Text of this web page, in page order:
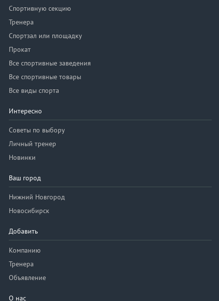
Спортивную секцию
Тренера
Спортзал или площадку
Прокат
Все спортивные заведения
Все спортивные товары
Все виды спорта
Интересно
Советы по выбору
Личный тренер
Новинки
Ваш город
Нижний Новгород
Новосибирск
Добавить
Компанию
Тренера
Объявление
О нас